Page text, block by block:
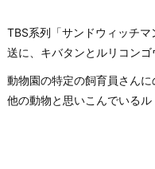
TBS系列「サンドウィッチ
送に、キバタンとルリコンゴ
動物園の特定の飼育員さんに
他の動物と思いこんでいるル